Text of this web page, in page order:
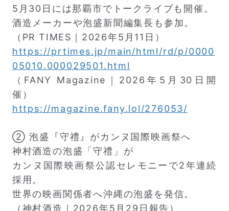
5月30日には那覇市でトークライブも開催。
酒造メーカーや泡盛新聞編集長も参加。
（PR TIMES｜2026年5月11日）
https://prtimes.jp/main/html/rd/p/0000
05010.000029501.html
（FANY Magazine｜2026年5月30日開
催）
https://magazine.fany.lol/276053/
② 泡盛『守禮』がカンヌ国際映画祭へ
神村酒造の泡盛「守禮」が
カンヌ国際映画祭公認セレモニーで2年連続
採用。
世界の映画関係者へ沖縄の泡盛を発信。
（神村酒造｜2026年5月29日報告）